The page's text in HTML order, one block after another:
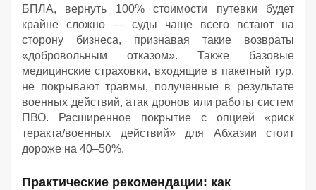
БПЛА, вернуть 100% стоимости путевки будет
крайне сложно — суды чаще всего встают на
сторону бизнеса, признавая такие возвраты
«добровольным отказом». Также базовые
медицинские страховки, входящие в пакетный тур,
не покрывают травмы, полученные в результате
военных действий, атак дронов или работы систем
ПВО. Расширенное покрытие с опцией «риск
теракта/военных действий» для Абхазии стоит
дороже на 40–50%.
Практические рекомендации: как